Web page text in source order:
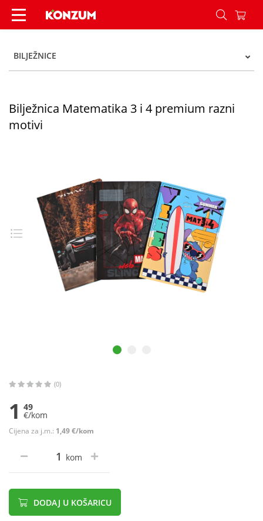
Bilježnica Matematika 3 i 4 premium razni
BILJEŽNICE
Bilježnica Matematika 3 i 4 premium razni
motivi
(0)
1 49
€/kom
Cijena za j.m.: 1,49 €/kom
kom
DODAJ U KOŠARICU